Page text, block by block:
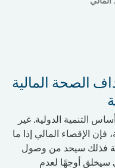
الصحة المالية
التنمية الدولية. غير
الإقصاء المالي إذا ما
فذلك سيحد من وصول
سيخلق أوجهًا لعدم